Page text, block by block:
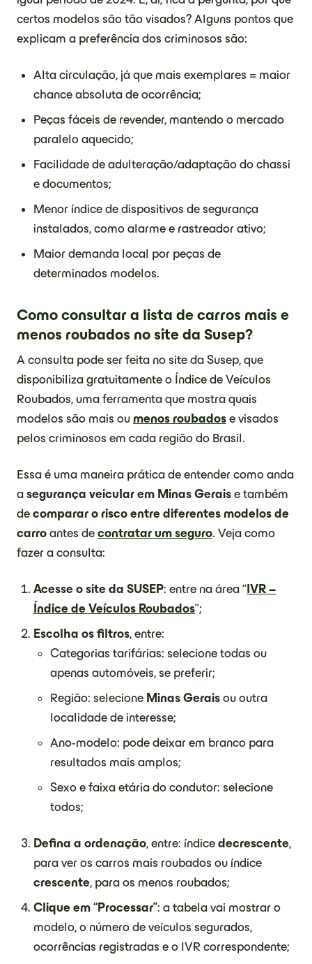
certos modelos são tão visados? Alguns pontos que
explicam a preferência dos criminosos são:
Alta circulação, já que mais exemplares = maior
chance absoluta de ocorrência;
Peças fáceis de revender, mantendo o mercado
paralelo aquecido;
Facilidade de adulteração/adaptação do chassi
e documentos;
Menor índice de dispositivos de segurança
instalados, como alarme e rastreador ativo;
Maior demanda local por peças de
determinados modelos.
Como consultar a lista de carros mais e
menos roubados no site da Susep?
A consulta pode ser feita no site da Susep, que
disponibiliza gratuitamente o Índice de Veículos
Roubados, uma ferramenta que mostra quais
modelos são mais ou menos roubados e visados
pelos criminosos em cada região do Brasil.
Essa é uma maneira prática de entender como anda
a segurança veicular em Minas Gerais e também
de comparar o risco entre diferentes modelos de
carro antes de contratar um seguro. Veja como
fazer a consulta:
Acesse o site da SUSEP: entre na área “ IVR –
Índice de Veículos Roubados”;
Escolha os filtros, entre:
Categorias tarifárias: selecione todas ou
apenas automóveis, se preferir;
Região: selecione Minas Gerais ou outra
localidade de interesse;
Ano-modelo: pode deixar em branco para
resultados mais amplos;
Sexo e faixa etária do condutor: selecione
todos;
Defina a ordenação, entre: índice decrescente,
para ver os carros mais roubados ou índice
crescente, para os menos roubados;
Clique em “Processar”: a tabela vai mostrar o
modelo, o número de veículos segurados,
ocorrências registradas e o IVR correspondente;